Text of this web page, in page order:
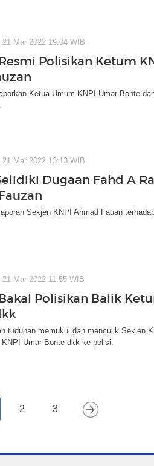
21 Mar 2022 19:04 WIB
Polisikan Ketum
Ketua Umum KNPI Umar Bonte
21 Mar 2022 13:13 WIB
Dugaan Fahd A
Sekjen KNPI Ahmad Fauan
21 Mar 2022 11:55 WIB
Polisikan Balik
tuduhan memukul dan menculik Sekjen
Umar Bonte dkk ke polisi.
2 3